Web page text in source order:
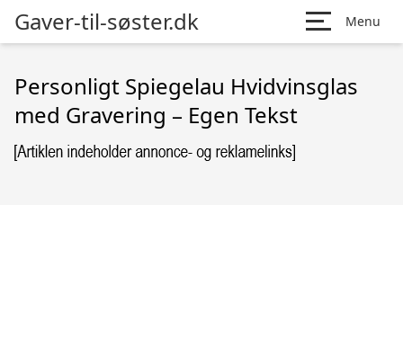
Gaver-til-søster.dk Menu
Personligt Spiegelau Hvidvinsglas
med Gravering – Egen Tekst